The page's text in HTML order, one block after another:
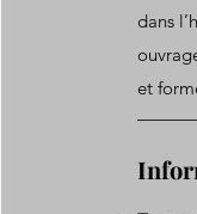
dans
et